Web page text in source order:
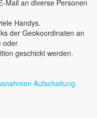
Mail an diverse Personen
Handys.
der Geokoordinaten an
oder
geschickt werden.